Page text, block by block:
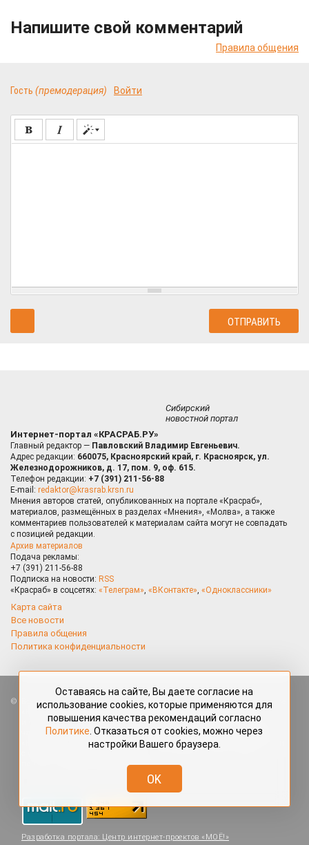
Напишите свой комментарий
Правила общения
Гость (премодерация) Войти
Сибирский
новостной портал
Интернет-портал «КРАСРАБ.РУ»
Главный редактор — Павловский Владимир Евгеньевич.
Адрес редакции: 660075, Красноярский край, г. Красноярск, ул.
Железнодорожников, д. 17, пом. 9, оф. 615.
Телефон редакции: +7 (391) 211-56-88
E-mail: redaktor@krasrab.krsn.ru
Мнения авторов статей, опубликованных на портале «Красраб»,
материалов, размещённых в разделах «Мнения», «Молва», а также
комментариев пользователей к материалам сайта могут не совпадать
с позицией редакции.
Архив материалов
Подача рекламы:
+7 (391) 211-56-88
Подписка на новости: RSS
«Красраб» в соцсетях: «Телеграм», «ВКонтакте», «Одноклассники»
Карта сайта
Все новости
Правила общения
Политика конфиденциальности
Все права защищены. Любые материалы, размещённые на портале
«Красраб.ру» сотрудниками редакции, нештатными авторами
и читателями, являются объектами авторского права. Полное или
частичное использование материалов, размещённых на портале
«Красраб.ру», допускается только с письменного согласия редакции
redaktor@krasrab.krsn.ru.
Разработка портала: Центр интернет-проектов «МОЁ!»
Оставаясь на сайте, Вы даете согласие на
использование cookies, которые применяются для
повышения качества рекомендаций согласно
Политике . Отказаться от cookies, можно через
настройки Вашего браузера.
OK